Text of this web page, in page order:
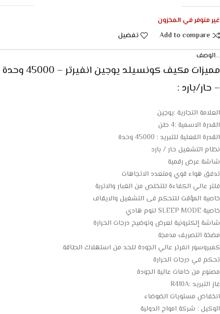
غير متوفر في المخزون
Add to compare
تفضيل
الوصف
مميزات مكيف كونسيلد يوجين انفيرتر – 45000 وحدة
– حار/بارد :
العلامة التجارية :يوجين
القدرة الاسمية :4 طن
القدرة الفعلية للتبريد : 45000 وحدة
نظام التشغيل حار / بارد
شاشة عرض رقمية
تدفق هواء قوي ومتعدد الاتجاهات
فلتر عالي الكفاءة للتخلص من الغبار والاتربة
خاصية المؤقت للتحكم فى التشغيل والايقاف
خاصية SLEEP MODE لنوم هادي
شاشة إلكترونية لعرض وتوضيح درجات الحرارة
مضخة التصريف مدمجة
كمبروسور انفرتر عالي الجودة للحد من استهلاك الطاقة
تحكم في درجات الحرارة
مصنوع من خامات عالية الجودة
غاز التبريد :R410A
انخفاض مستويات الضوضاء
الوكيل : شركة امواج الدولية